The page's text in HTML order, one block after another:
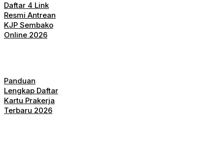
Daftar 4 Link
Resmi Antrean
KJP Sembako
Online 2026
Panduan
Lengkap Daftar
Kartu Prakerja
Terbaru 2026